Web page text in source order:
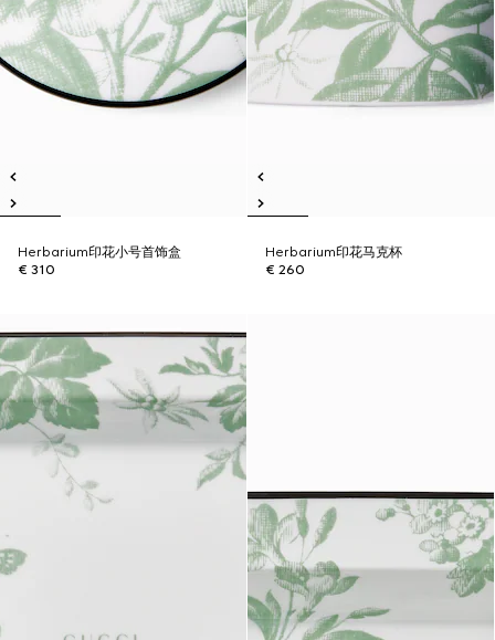
Herbarium印花小号首饰盒
€ 310
Herbarium印花马克杯
€ 260